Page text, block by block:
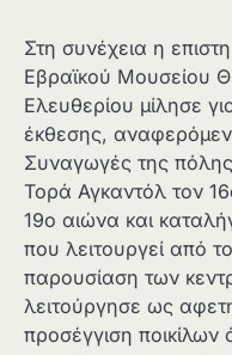
Στη συνέχεια η
Εβραϊκού Μουσείου
Ελευθερίου μίλησε
έκθεσης,
Συναγωγές της
Τορά Αγκαντόλ τον
19ο αιώνα και
που λειτουργεί από
παρουσίαση των
λειτούργησε ως
προσέγγιση